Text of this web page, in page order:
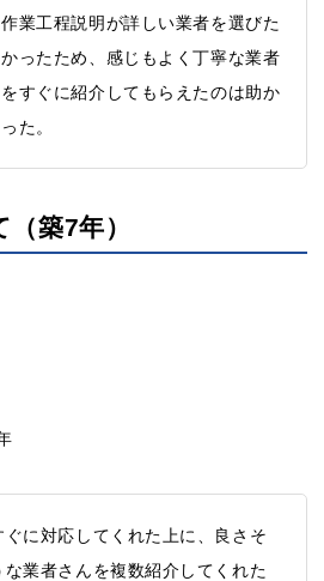
作業工程説明が詳しい業者を選びた
かったため、感じもよく丁寧な業者
をすぐに紹介してもらえたのは助か
った。
築7年）
ぐに対応してくれた上に、良さそ
な業者さんを複数紹介してくれた